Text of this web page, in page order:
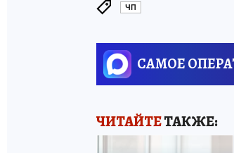
ЧП
САМОЕ
ЧИТАЙТЕТАКЖЕ: